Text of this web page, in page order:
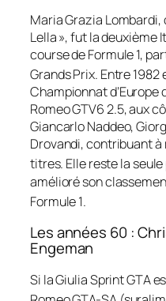
Maria Grazia Lombardi,
Lella », fut la deuxième
course de Formule 1,
Grands Prix. Entre 1982
Championnat d’Europe
Romeo GTV6 2.5, aux
Giancarlo Naddeo,
Drovandi, contribuant
titres. Elle reste la
amélioré son
Formule 1.
Les années 60 :
Engeman
Si la Giulia Sprint GTA